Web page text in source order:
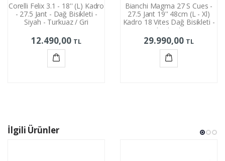
Corelli Felix 3.1 - 18'' (L) Kadro
- 27.5 Jant - Dağ Bisikleti -
Siyah - Turkuaz / Gri
12.490,00 TL
Bianchi Magma 27 S Cues -
27.5 Jant 19'' 48cm (L - Xl)
Kadro 18 Vites Dağ Bisikleti -
Lacivert
29.990,00 TL
İlgili Ürünler